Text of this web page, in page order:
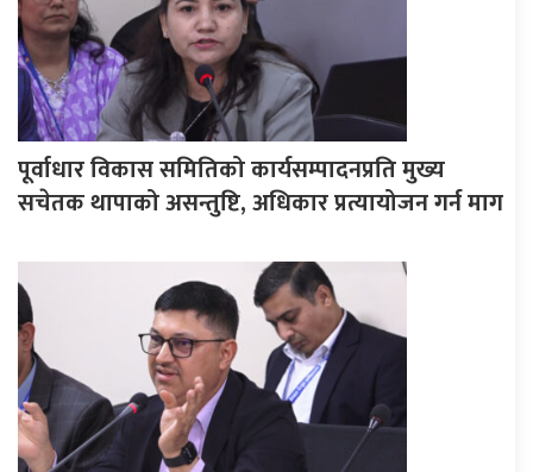
पूर्वाधार विकास समितिको कार्यसम्पादनप्रति मुख्य
सचेतक थापाको असन्तुष्टि, अधिकार प्रत्यायोजन गर्न माग